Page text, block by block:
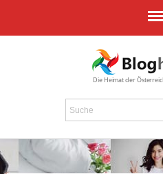
Die Heimat der